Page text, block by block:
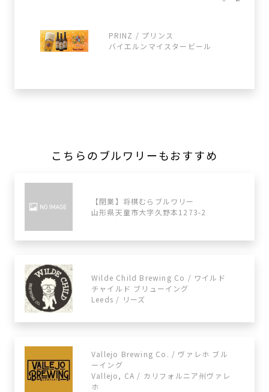
PRINZ / プリンス
バイエルンマイスタービール
こちらのブルワリーもおすすめ
【閉業】将棋むらブルワリー
山形県天童市大字久野本1273-2
Wilde Child Brewing Co / ワイルド
チャイルド ブリューイング
Leeds / リーズ
Vallejo Brewing Co. / ヴァレホ ブル
ーイング
Vallejo, CA / カリフォルニア州ヴァレ
ホ